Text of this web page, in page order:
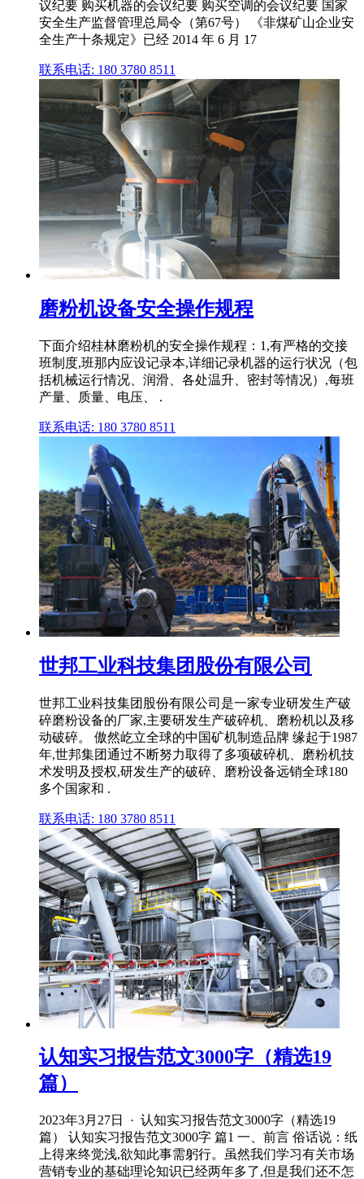
议纪要 购买机器的会议纪要 购买空调的会议纪要 国家
安全生产监督管理总局令（第67号） 《非煤矿山企业安
全生产十条规定》已经 2014 年 6 月 17
联系电话: 180 3780 8511
磨粉机设备安全操作规程
下面介绍桂林磨粉机的安全操作规程：1,有严格的交接
班制度,班那内应设记录本,详细记录机器的运行状况（包
括机械运行情况、润滑、各处温升、密封等情况）,每班
产量、质量、电压、 .
联系电话: 180 3780 8511
世邦工业科技集团股份有限公司
世邦工业科技集团股份有限公司是一家专业研发生产破
碎磨粉设备的厂家,主要研发生产破碎机、磨粉机以及移
动破碎。 傲然屹立全球的中国矿机制造品牌 缘起于1987
年,世邦集团通过不断努力取得了多项破碎机、磨粉机技
术发明及授权,研发生产的破碎、磨粉设备远销全球180
多个国家和 .
联系电话: 180 3780 8511
认知实习报告范文3000字（精选19
篇）
2023年3月27日 · 认知实习报告范文3000字（精选19
篇） 认知实习报告范文3000字 篇1 一、前言 俗话说：纸
上得来终觉浅,欲知此事需躬行。虽然我们学习有关市场
营销专业的基础理论知识已经两年多了,但是我们还不怎